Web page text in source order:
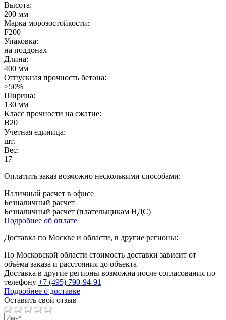
Высота:
200 мм
Марка морозостойкости:
F200
Упаковка:
на поддонах
Длина:
400 мм
Отпускная прочность бетона:
>50%
Ширина:
130 мм
Класс прочности на сжатие:
B20
Учетная единица:
шт.
Вес:
17
Оплатить заказ возможно несколькими способами:
Наличный расчет в офисе
Безналичный расчет
Безналичный расчет (плательщикам НДС)
Подробнее об оплате
Доставка по Москве и области, в другие регионы:
По Московской области стоимость доставки зависит от
объёма заказа и расстояния до объекта
Доставка в другие регионы возможна после согласования по
телефону +7 (495) 790-94-91
Подробнее о доставке
Оставить свой отзыв